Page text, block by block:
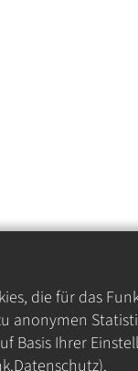
die für das
anonymen
Basis Ihrer